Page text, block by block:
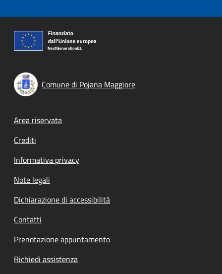
Comune di Pojana Maggiore
Footer menu
Area riservata
Crediti
Informativa privacy
Note legali
Dichiarazione di accessibilità
Contatti
Prenotazione appuntamento
Richiedi assistenza